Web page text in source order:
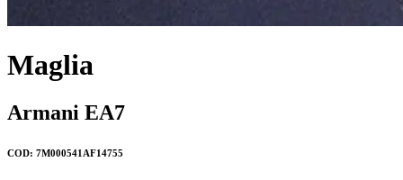
Maglia
Armani EA7
COD: 7M000541AF14755